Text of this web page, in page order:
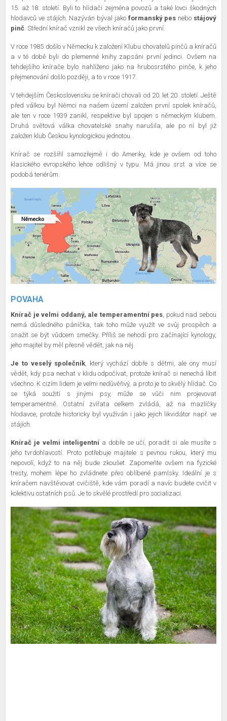
15. až 18. století. Byli to hlídači zejména povozů a také lovci škodných
hlodavců ve stájích. Nazýván býval jako formanský pes nebo stájový
pinč. Střední knírač vznikl ze všech kníračů jako první.
V roce 1985 došlo v Německu k založení Klubu chovatelů pinčů a kníračů
a v té době byli do plemenné knihy zapsáni první jedinci. Ovšem na
tehdejšího knírače bylo nahlíženo jako na hrubosrstého pinče, k jeho
přejmenování došlo později, a to v roce 1917.
V tehdejším Československu se knírači chovali od 20. let 20. století. Ještě
před válkou byl Němci na našem území založen první spolek kníračů,
ale ten v roce 1939 zanikl, respektive byl spojen s německým klubem.
Druhá světová válka chovatelské snahy narušila, ale po ní byl již
založen klub Českou kynologickou jednotou.
Knírač se rozšířil samozřejmě i do Ameriky, kde je ovšem od toho
klasického evropského lehce odlišný v typu. Má jinou srst a více se
podobá teriérům.
POVAHA
Knírač je velmi oddaný, ale temperamentní pes , pokud nad sebou
nemá důsledného páníčka, tak toho může využít ve svůj prospěch a
snažit se být vůdcem smečky. Příliš se nehodí pro začínající kynology,
jeho majitel by měl přesně vědět, jak na něj.
Je to veselý společník , který vychází dobře s dětmi, ale ony musí
vědět, kdy psa nechat v klidu odpočívat, protože knírač si nenechá líbit
všechno. K cizím lidem je velmi nedůvěřivý, a proto je to skvělý hlídač. Co
se týká soužití s jinými psy, může se vůči nim projevovat
temperamentně. Ostatní zvířata celkem zvládá, až na mazlíčky
hlodavce, protože historicky byl využíván i jako jejich likvidátor např. ve
stájích.
Knírač je velmi inteligentnía dobře se učí, poradit si ale musíte s
jeho tvrdohlavostí. Proto potřebuje majitele s pevnou rukou, který mu
nepovolí, když to na něj bude zkoušet. Zapomeňte ovšem na fyzické
tresty, mohem lépe ho zvládnete přes oblíbené pamlsky. Ideální je s
kníračem navštěvovat cvičiště, kde vám poradí a navíc budete cvičit v
kolektivu ostatních psů. Je to skvělé prostředí pro socializaci.